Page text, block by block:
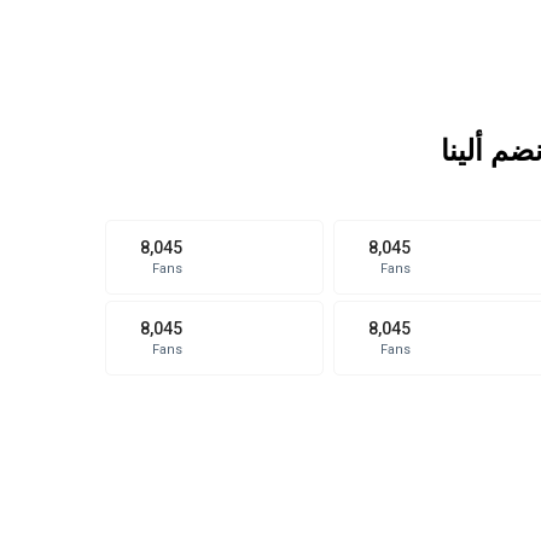
ألينا
8,045
Fans
8,045
Fans
8,045
Fans
8,045
Fans